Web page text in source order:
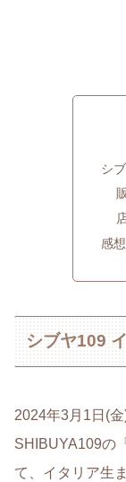
シ
感
シブヤ109
2024年3月1日(
SHIBUYA109の
て、イタリア生